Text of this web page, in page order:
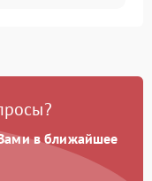
Подробнее →
в ближайшее